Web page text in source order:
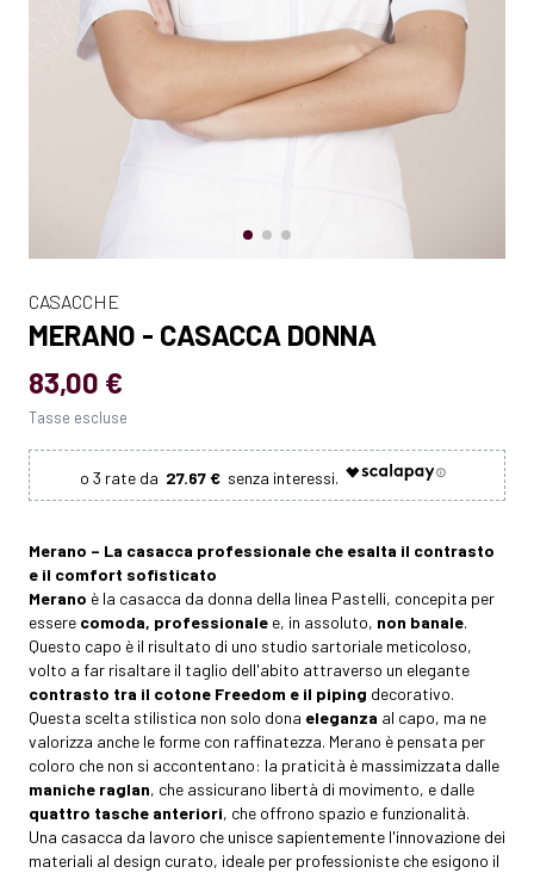
CASACCHE
MERANO - CASACCA DONNA
83,00 €
Tasse escluse
27.67 €
Merano – La casacca professionale che esalta il contrasto
e il comfort sofisticato
Merano è la casacca da donna della linea Pastelli, concepita per
essere comoda, professionale e, in assoluto, non banale.
Questo capo è il risultato di uno studio sartoriale meticoloso,
volto a far risaltare il taglio dell'abito attraverso un elegante
contrasto tra il cotone Freedom e il piping decorativo.
Questa scelta stilistica non solo dona eleganza al capo, ma ne
valorizza anche le forme con raffinatezza. Merano è pensata per
coloro che non si accontentano: la praticità è massimizzata dalle
maniche raglan, che assicurano libertà di movimento, e dalle
quattro tasche anteriori, che offrono spazio e funzionalità.
Una casacca da lavoro che unisce sapientemente l'innovazione dei
materiali al design curato, ideale per professioniste che esigono il